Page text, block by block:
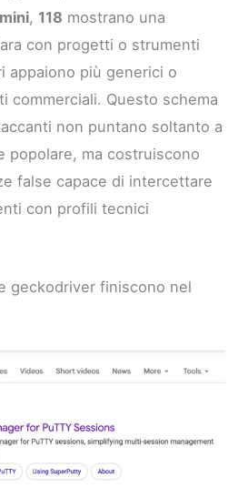
, 118 mostrano una
con progetti o strumenti
appaiono più generici o
commerciali. Questo schema
non puntano soltanto a
popolare, ma costruiscono
false capace di intercettare
con profili tecnici
geckodriver finiscono nel